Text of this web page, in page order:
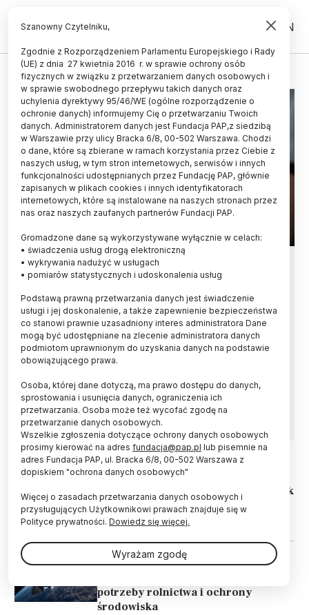
PL EN
GLIWICE
Gliwice/ Rektorzy konsorcjum
akademickiego poparli budowę
nowego szpitala uniwersyteckiego
Rektorzy konsorcjum akademickiego „Katowice
– Miasto Nauki”, które zrzesza największe
uczelnie publiczne regionu, poparli budowę
Chorób Cywilizacyjnych w Gliwicach - podał w
swoim wtorkowym biuletynie gliwicki samorząd.
ZDROWIE 15.04.2025
Śląskie/ 15 lat transplantacji komórek
krwiotwórczych w gliwickim
Instytucie Onkologii
TECHNOLOGIA 30.10.2023
potrzeby rolnictwa i ochrony
środowiska
Szanowny Czytelniku,
Zgodnie z Rozporządzeniem Parlamentu Europejskiego i Rady
(UE) z dnia 27 kwietnia 2016 r. w sprawie ochrony osób
fizycznych w związku z przetwarzaniem danych osobowych i
w sprawie swobodnego przepływu takich danych oraz
uchylenia dyrektywy 95/46/WE (ogólne rozporządzenie o
ochronie danych) informujemy Cię o przetwarzaniu Twoich
danych. Administratorem danych jest Fundacja PAP,z siedzibą
w Warszawie przy ulicy Bracka 6/8, 00-502 Warszawa. Chodzi
o dane, które są zbierane w ramach korzystania przez Ciebie z
naszych usług, w tym stron internetowych, serwisów i innych
funkcjonalności udostępnianych przez Fundację PAP, głównie
zapisanych w plikach cookies i innych identyfikatorach
internetowych, które są instalowane na naszych stronach przez
nas oraz naszych zaufanych partnerów Fundacji PAP.
Gromadzone dane są wykorzystywane wyłącznie w celach:
• świadczenia usług drogą elektroniczną
• wykrywania nadużyć w usługach
• pomiarów statystycznych i udoskonalenia usług
Podstawą prawną przetwarzania danych jest świadczenie
usługi i jej doskonalenie, a także zapewnienie bezpieczeństwa
co stanowi prawnie uzasadniony interes administratora Dane
mogą być udostępniane na zlecenie administratora danych
podmiotom uprawnionym do uzyskania danych na podstawie
obowiązującego prawa.
Osoba, której dane dotyczą, ma prawo dostępu do danych,
sprostowania i usunięcia danych, ograniczenia ich
przetwarzania. Osoba może też wycofać zgodę na
przetwarzanie danych osobowych.
Wszelkie zgłoszenia dotyczące ochrony danych osobowych
prosimy kierować na adres fundacja@pap.pl lub pisemnie na
adres Fundacja PAP, ul. Bracka 6/8, 00-502 Warszawa z
dopiskiem "ochrona danych osobowych"
Więcej o zasadach przetwarzania danych osobowych i
przysługujących Użytkownikowi prawach znajduje się w
Polityce prywatności. Dowiedz się więcej.
Wyrażam zgodę